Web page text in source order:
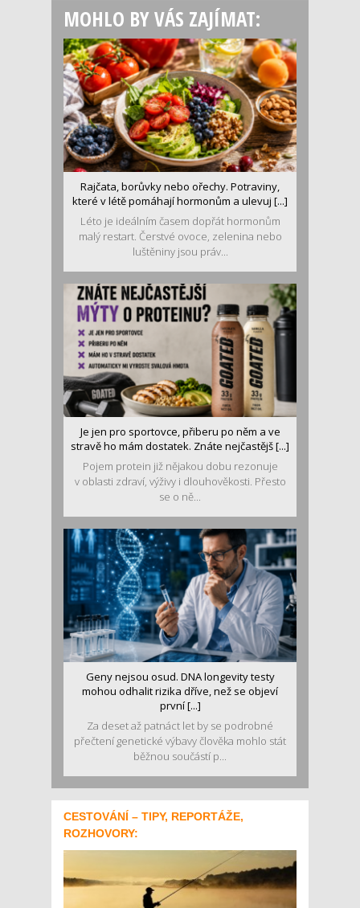
MOHLO BY VÁS ZAJÍMAT:
Rajčata, borůvky nebo ořechy. Potraviny,
které v létě pomáhají hormonům a ulevuj [...]
Léto je ideálním časem dopřát hormonům
malý restart. Čerstvé ovoce, zelenina nebo
luštěniny jsou práv...
Je jen pro sportovce, přiberu po něm a ve
stravě ho mám dostatek. Znáte nejčastějš [...]
Pojem protein již nějakou dobu rezonuje
v oblasti zdraví, výživy i dlouhověkosti. Přesto
se o ně...
Geny nejsou osud. DNA longevity testy
mohou odhalit rizika dříve, než se objeví
první [...]
Za deset až patnáct let by se podrobné
přečtení genetické výbavy člověka mohlo stát
běžnou součástí p...
CESTOVÁNÍ – TIPY, REPORTÁŽE,
ROZHOVORY: